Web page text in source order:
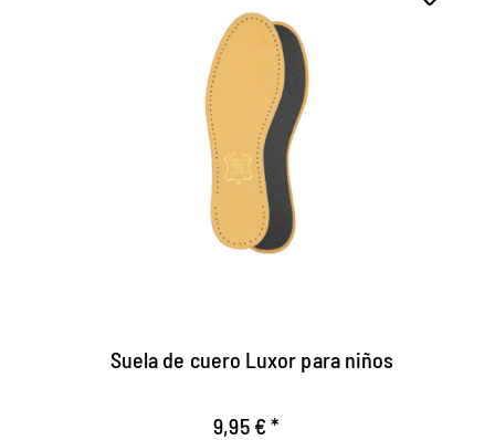
Suela de cuero Luxor para
niños
con espuma de látex de agradable amortiguación
y filtro de carbón activado
Suela de cuero Luxor para niños
9,95 € *